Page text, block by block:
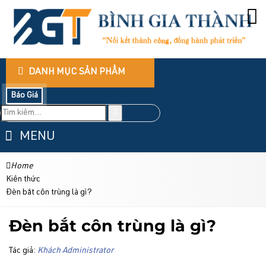
DANH MỤC SẢN PHẨM
Báo Giá
MENU
Home
Kiến thức
Đèn bắt côn trùng là gì?
Đèn bắt côn trùng là gì?
Tác giả: Khách Administrator